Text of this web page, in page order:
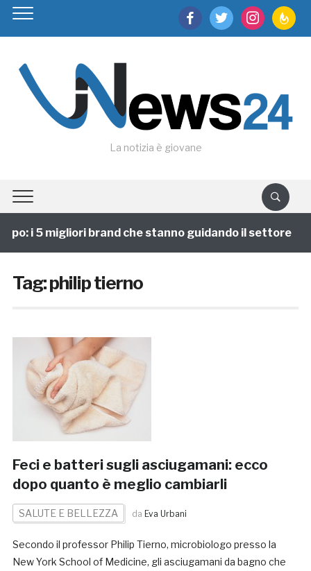
facebooktwitter instagram
La notizia è giovane
i 5 migliori brand che stanno guidando il settore
Tag:philip tierno
Feci e batteri sugli asciugamani: ecco
dopo quanto è meglio cambiarli
SALUTE E BELLEZZA da Eva Urbani
Secondo il professor Philip Tierno, microbiologo presso la
New York School of Medicine, gli asciugamani da bagno che